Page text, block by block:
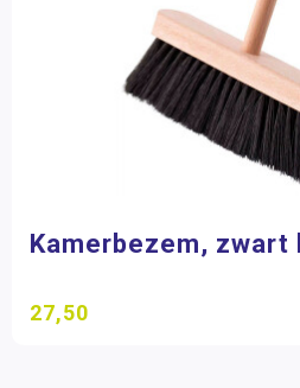
Kamerbezem, zwart
27,50